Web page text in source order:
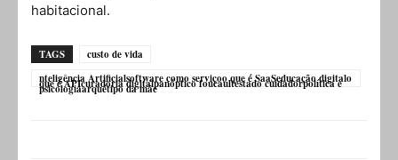
habitacional.
TAGS
custo de vida
nteligência Artificialsoftware como serviçoo que é SaaSeducação digitalo
que é APIcuradoria digitalpanóptico foucaultestado cuidadorpolítica e
psicologiaarquétipo da mãe